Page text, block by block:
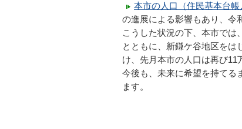
本市の人口（住民基本台帳
の進展による影響もあり、令
こうした状況の下、本市では
とともに、新鎌ケ谷地区をは
け、先月本市の人口は再び11
今後も、未来に希望を持てる
ます。